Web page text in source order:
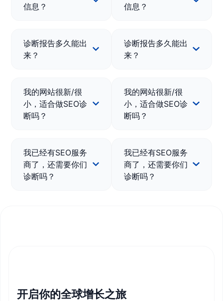
信息？
诊断报告多久能出
来？
我的网站很新/很
小，适合做SEO诊
断吗？
我已经有SEO服务
商了，还需要你们
诊断吗？
信息？
诊断报告多久能出
来？
我的网站很新/很
小，适合做SEO诊
断吗？
我已经有SEO服务
商了，还需要你们
诊断吗？
开启你的全球增长之旅